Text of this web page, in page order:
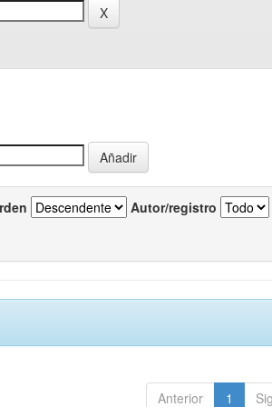
Autor/registro
Anterior 1